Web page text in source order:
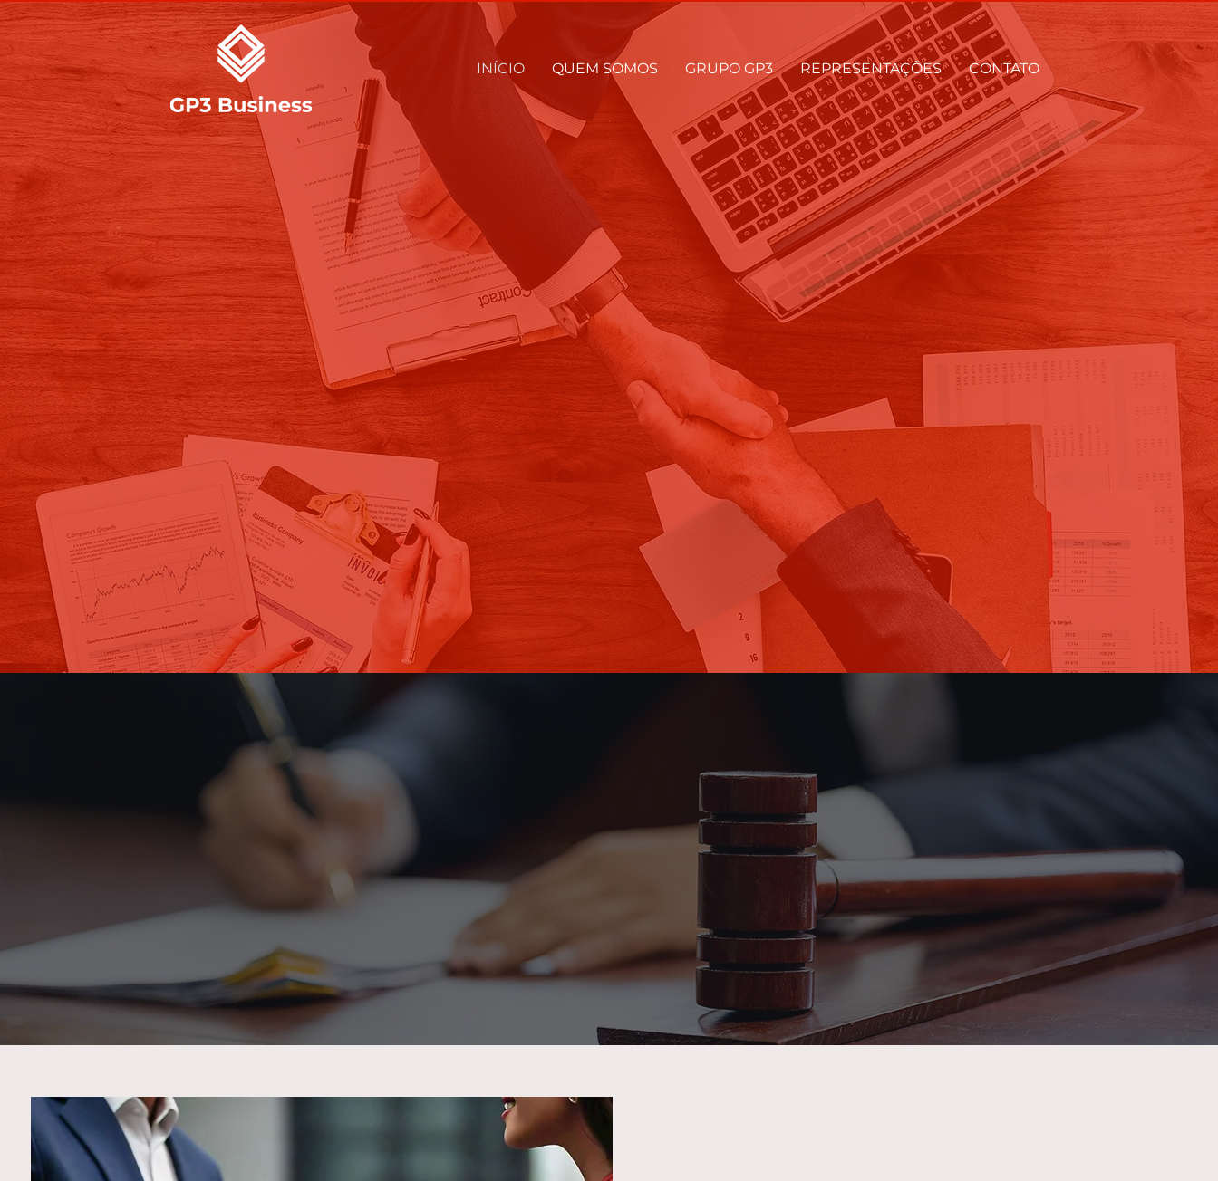
INÍCIO QUEM SOMOS GRUPO GP3 REPRESENTAÇÕES CONTATO
GP3 Business
Seu Parceiro de Tecnologia
para o Sucesso!
Conte com a experiência da nossa equipe na estruturação e expansão
do seu negócio.
Já pensou que a sua empresa pode ter acesso aos
melhores negócios no setor público através da Licitação?
Utilizamos tecnologia de ponta com estratégias de conversão que garantem um
resultado expressivo e que simplifica o complexo processo de licitações, aumentando
o volume de negócios da sua empresa consideravelmente.
Saiba Mais